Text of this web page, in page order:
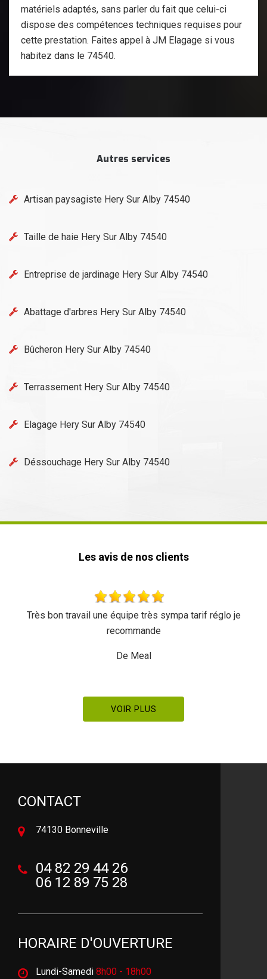
matériels adaptés, sans parler du fait que celui-ci
dispose des compétences techniques requises pour
cette prestation. Faites appel à JM Elagage si vous
habitez dans le 74540.
Autres services
Artisan paysagiste Hery Sur Alby 74540
Taille de haie Hery Sur Alby 74540
Entreprise de jardinage Hery Sur Alby 74540
Abattage d'arbres Hery Sur Alby 74540
Bûcheron Hery Sur Alby 74540
Terrassement Hery Sur Alby 74540
Elagage Hery Sur Alby 74540
Déssouchage Hery Sur Alby 74540
Les avis de nos clients
Rapide et efficace, je recommande
VOIR PLUS
CONTACT
74130 Bonneville
04 82 29 44 26
06 12 89 75 28
HORAIRE D'OUVERTURE
Lundi-Samedi 8h00 - 18h00